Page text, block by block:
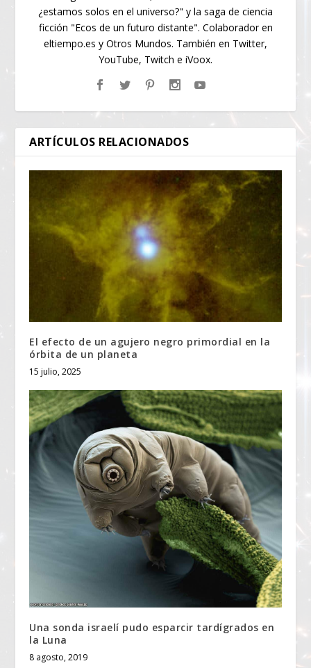
¿estamos solos en el universo?" y la saga de ciencia
ficción "Ecos de un futuro distante". Colaborador en
eltiempo.es y Otros Mundos. También en Twitter,
YouTube, Twitch e iVoox.
ARTÍCULOS RELACIONADOS
El efecto de un agujero negro primordial en la
órbita de un planeta
15 julio, 2025
Una sonda israelí pudo esparcir tardígrados en
la Luna
8 agosto, 2019